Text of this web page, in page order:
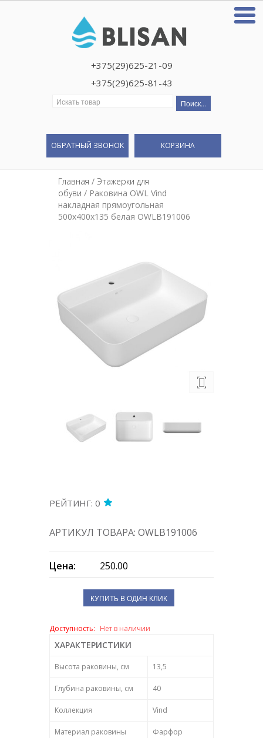
+375(29)625-21-09
+375(29)625-81-43
Искать:
ОБРАТНЫЙ ЗВОНОК КОРЗИНА
Главная / Этажерки для
обуви / Раковина OWL Vind
накладная прямоугольная
500х400х135 белая OWLB191006
РЕЙТИНГ: 0
АРТИКУЛ ТОВАРА: OWLB191006
Цена: 250.00
КУПИТЬ В ОДИН КЛИК
Доступность: Нет в наличии
ХАРАКТЕРИСТИКИ
Высота раковины, см 13,5
Глубина раковины, см 40
Коллекция Vind
Материал раковины Фарфор